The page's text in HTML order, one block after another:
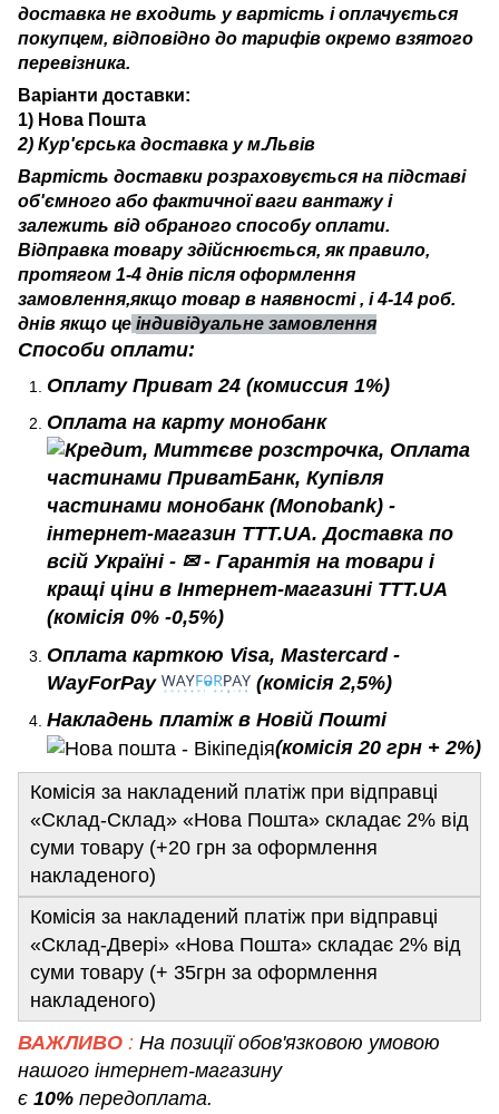
доставка не входить у вартість і оплачується
покупцем, відповідно до тарифів окремо взятого
перевізника.
Варіанти доставки:
1) Нова Пошта
2) Кур'єрська доставка у м.Львів
Вартість доставки розраховується на підставі
об'ємного або фактичної ваги вантажу і
залежить від обраного способу оплати.
Відправка товару здійснюється, як правило,
протягом 1-4 днів після оформлення
замовлення,якщо товар в наявності , і 4-14 роб.
днів якщо це індивідуальне замовлення
Способи оплати:
Оплату Приват 24 (комиссия 1%)
Оплата на карту монобанк
(комісія 0% -0,5%)
Оплата карткою Visa, Mastercard -
WayForPay
(комісія 2,5%)
Накладень платіж в Новій Пошті
(комісія 20 грн + 2%)
Комісія за накладений платіж при відправці
«Склад-Склад» «Нова Пошта» складає 2% від
суми товару (+20 грн за оформлення
накладеного)
Комісія за накладений платіж при відправці
«Склад-Двері» «Нова Пошта» складає 2% від
суми товару (+ 35грн за оформлення
накладеного)
ВАЖЛИВО : На позиції обов'язковою умовою
нашого інтернет-магазину
є 10% передоплата.